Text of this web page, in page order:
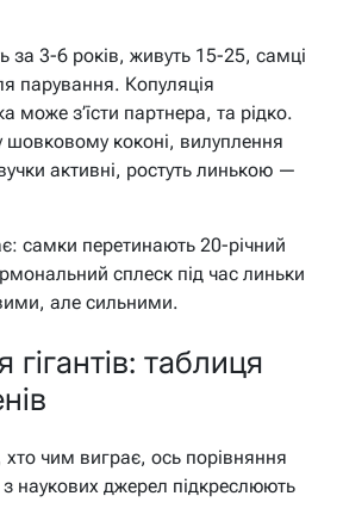
за 3-6 років, живуть 15-25, самці
парування. Копуляція
може з’їсти партнера, та рідко.
коконі, вилуплення
активні, ростуть линькою —
самки перетинають 20-річний
сплеск під час линьки
але сильними.
гігантів: таблиця
чим виграє, ось порівняння
з наукових джерел підкреслюють